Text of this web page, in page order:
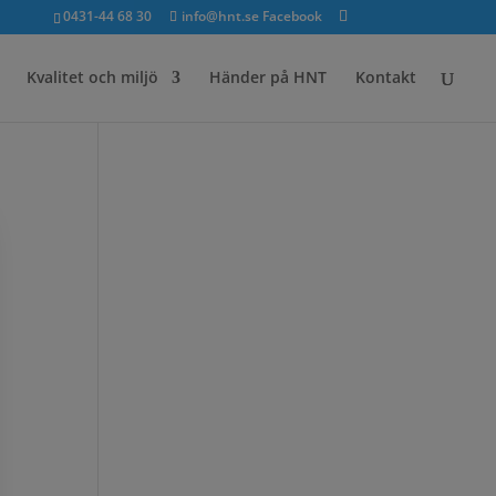
0431-44 68 30 info@hnt.se Facebook
Kvalitet och miljö Händer på HNT Kontakt